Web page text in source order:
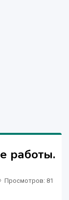
работы.
Просмотров: 81